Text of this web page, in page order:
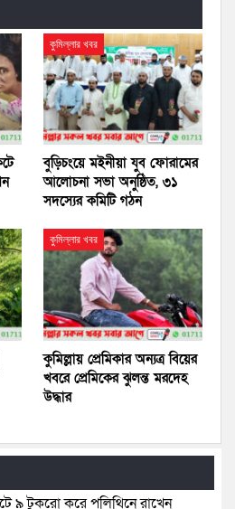
কুমিল্লার খবর
বুড়িচংয়ে মইনীয়া যুব ফোরামের
আলোচনা সভা অনুষ্ঠিত, ৩১
সদস্যের কমিটি গঠন
কুমিল্লার খবর
কুমিল্লায় প্রেমিকার অন্যত্র বিয়ের
খবরে প্রেমিকের ঝুলন্ত মরদেহ
উদ্ধার
৯ টুকরো করে পলিথিনে রাখেন